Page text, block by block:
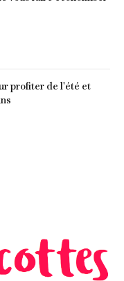
profiter de l'été et